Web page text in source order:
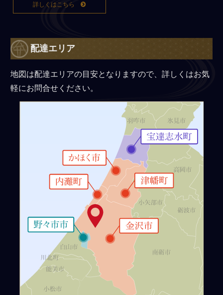
詳しくはこちら
配達エリア
地図は配達エリアの目安となりますので、詳しくはお気
軽にお問合せください。